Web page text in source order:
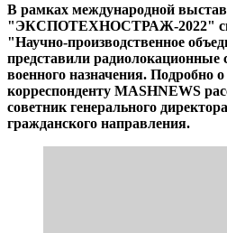
В рамках международной
"ЭКСПОТЕХНОСТРАЖ-2022"
"Научно-производственное
представили радиолокационные
военного назначения. Подробно
корреспонденту MASHNEWS
советник генерального
гражданского направления.